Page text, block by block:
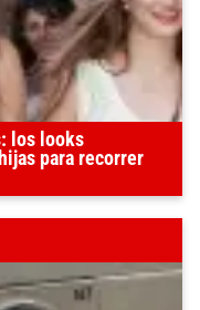
los looks
para recorrer